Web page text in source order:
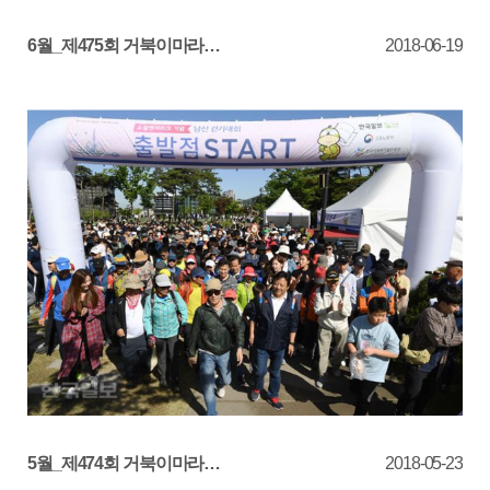
6월_제475회 거북이마라톤 '6월은 호국보훈의 달 국… 2018-06-19
5월_제474회 거북이마라톤 '소셜벤처 위크 기념 남산… 2018-05-23